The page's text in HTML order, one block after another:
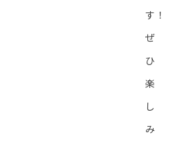
す！
ぜ
ひ
楽
し
み